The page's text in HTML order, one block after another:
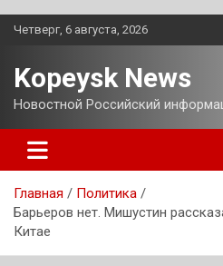
Перейти
Четверг, 6 августа, 2026
Kopeysk News
Новостной Российский
Главная
Политика
Барьеров нет. Мишустин
Китае